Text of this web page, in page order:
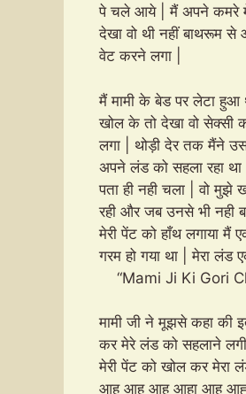
पे चले आये | मैं अपने कमरे में
देखा वो थी नहीं बाथरूम से
वेट करने लगा |
मैं मामी के बेड पर लेटा
खोल के तो देखा वो सेक्सी
लगा | थोड़ी देर तक मैंने
अपने लंड को सहला रहा
पता ही नही चला | वो
रही और जब उनसे भी नही
मेरी पेंट को हाँथ लगाया मैं
गरम हो गया था |
“Mami Ji Ki Gori
मामी जी ने मूझसे कहा की
कर मेरे लंड को सहलाने
मेरी पेंट को खोल कर
आह आह आह आहा आह आह्ह